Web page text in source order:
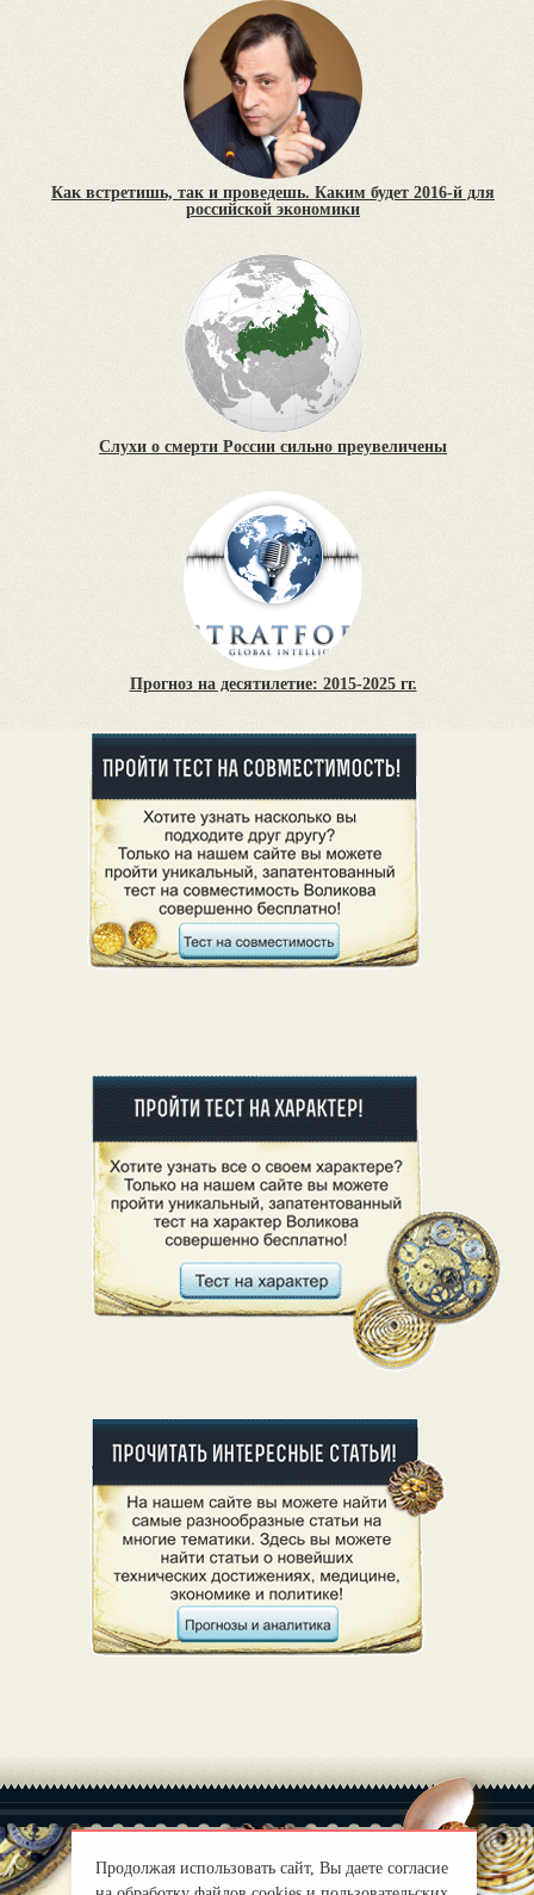
Как встретишь, так и проведешь. Каким будет 2016-й для
российской экономики
Слухи о смерти России сильно преувеличены
Прогноз на десятилетие: 2015-2025 гг.
Продолжая использовать сайт, Вы даете согласие